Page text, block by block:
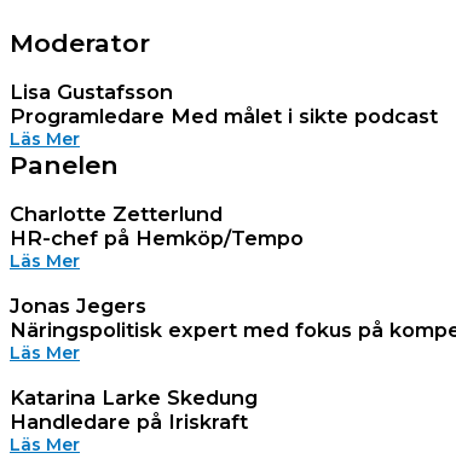
Moderator
Lisa Gustafsson
Programledare Med målet i sikte podcast
Läs Mer
Panelen
Charlotte Zetterlund
HR-chef på Hemköp/Tempo
Läs Mer
Jonas Jegers
Näringspolitisk expert med fokus på
Läs Mer
Katarina Larke Skedung
Handledare på Iriskraft
Läs Mer